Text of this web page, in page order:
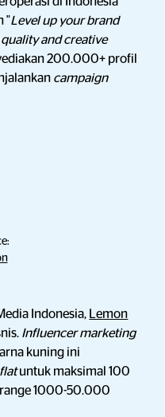
"Level up your brand
and creative
200.000+ profil
campaign
Indonesia, Lemon
Influencer marketing
kuning ini
flatuntuk maksimal 100
1000-50.000